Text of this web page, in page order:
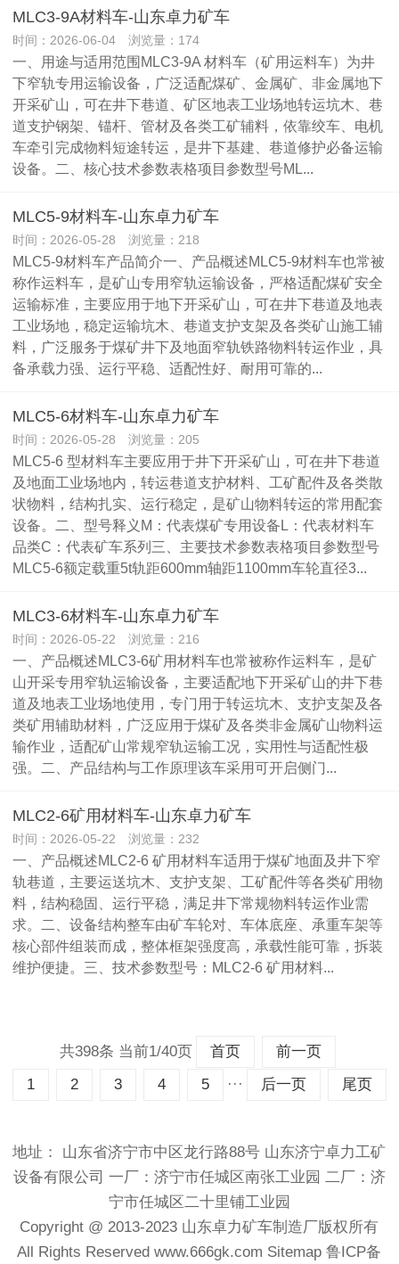
MLC3-9A材料车-山东卓力矿车
时间：2026-06-04 浏览量：174
一、用途与适用范围MLC3-9A 材料车（矿用运料车）为井
下窄轨专用运输设备，广泛适配煤矿、金属矿、非金属地下
开采矿山，可在井下巷道、矿区地表工业场地转运坑木、巷
道支护钢架、锚杆、管材及各类工矿辅料，依靠绞车、电机
车牵引完成物料短途转运，是井下基建、巷道修护必备运输
设备。二、核心技术参数表格项目参数型号ML...
MLC5-9材料车-山东卓力矿车
时间：2026-05-28 浏览量：218
MLC5-9材料车产品简介一、产品概述MLC5-9材料车也常被
称作运料车，是矿山专用窄轨运输设备，严格适配煤矿安全
运输标准，主要应用于地下开采矿山，可在井下巷道及地表
工业场地，稳定运输坑木、巷道支护支架及各类矿山施工辅
料，广泛服务于煤矿井下及地面窄轨铁路物料转运作业，具
备承载力强、运行平稳、适配性好、耐用可靠的...
MLC5-6材料车-山东卓力矿车
时间：2026-05-28 浏览量：205
MLC5-6 型材料车主要应用于井下开采矿山，可在井下巷道
及地面工业场地内，转运巷道支护材料、工矿配件及各类散
状物料，结构扎实、运行稳定，是矿山物料转运的常用配套
设备。二、型号释义M：代表煤矿专用设备L：代表材料车
品类C：代表矿车系列三、主要技术参数表格项目参数型号
MLC5-6额定载重5t轨距600mm轴距1100mm车轮直径3...
MLC3-6材料车-山东卓力矿车
时间：2026-05-22 浏览量：216
一、产品概述MLC3-6矿用材料车也常被称作运料车，是矿
山开采专用窄轨运输设备，主要适配地下开采矿山的井下巷
道及地表工业场地使用，专门用于转运坑木、支护支架及各
类矿用辅助材料，广泛应用于煤矿及各类非金属矿山物料运
输作业，适配矿山常规窄轨运输工况，实用性与适配性极
强。二、产品结构与工作原理该车采用可开启侧门...
MLC2-6矿用材料车-山东卓力矿车
时间：2026-05-22 浏览量：232
一、产品概述MLC2-6 矿用材料车适用于煤矿地面及井下窄
轨巷道，主要运送坑木、支护支架、工矿配件等各类矿用物
料，结构稳固、运行平稳，满足井下常规物料转运作业需
求。二、设备结构整车由矿车轮对、车体底座、承重车架等
核心部件组装而成，整体框架强度高，承载性能可靠，拆装
维护便捷。三、技术参数型号：MLC2-6 矿用材料...
共398条 当前1/40页 首页
前一页
1
2 3 4 5 ··· 后一页 尾页
地址： 山东省济宁市中区龙行路88号 山东济宁卓力工矿
设备有限公司 一厂：济宁市任城区南张工业园 二厂：济
宁市任城区二十里铺工业园
Copyright @ 2013-2023 山东卓力矿车制造厂版权所有
All Rights Reservedwww.666gk.com Sitemap 鲁ICP备